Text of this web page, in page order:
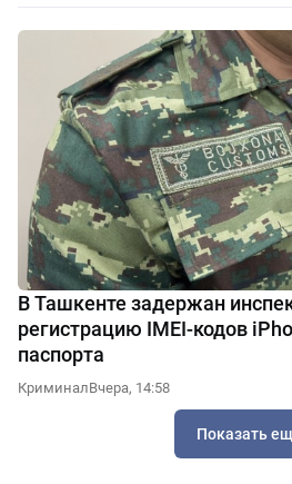
В Ташкенте задержан
регистрацию IMEI-кодов
паспорта
КриминалВчера, 14:58
Показать